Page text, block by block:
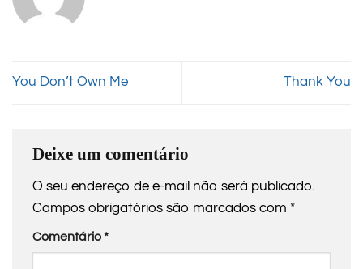
You Don’t Own Me Thank You
Deixe um comentário
O seu endereço de e-mail não será publicado.
Campos obrigatórios são marcados com *
Comentário*